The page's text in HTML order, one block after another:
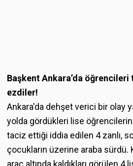
Başkent Ankara’da
ezdiler!
Ankara'da dehşet verici bir olay
yolda gördükleri lise
taciz ettiği iddia edilen 4 zanlı,
çocukların üzerine araba sürdü.
araç altında kaldıkları görülen 4